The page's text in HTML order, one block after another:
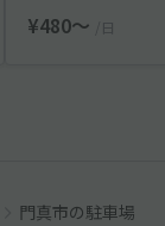
¥480〜 /日
門真市の駐車場